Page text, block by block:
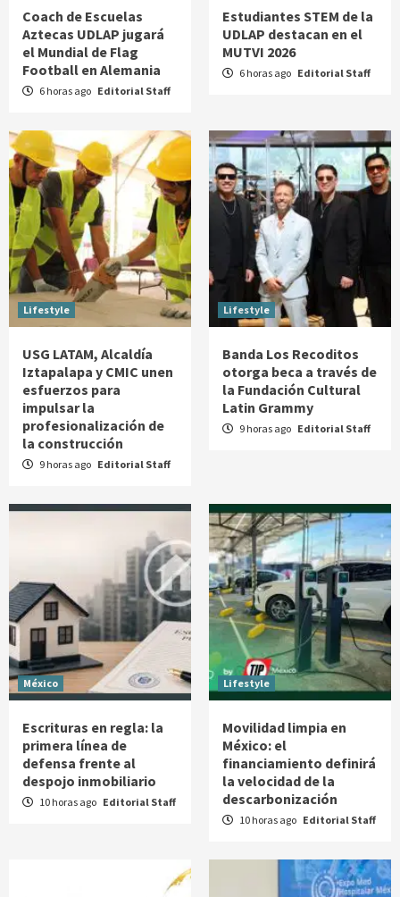
Coach de Escuelas
Aztecas UDLAP jugará
el Mundial de Flag
Football en Alemania
6 horas ago Editorial Staff
Estudiantes STEM de la
UDLAP destacan en el
MUTVI 2026
6 horas ago Editorial Staff
Lifestyle
USG LATAM, Alcaldía
Iztapalapa y CMIC unen
esfuerzos para
impulsar la
profesionalización de
la construcción
9 horas ago Editorial Staff
Lifestyle
Banda Los Recoditos
otorga beca a través de
la Fundación Cultural
Latin Grammy
9 horas ago Editorial Staff
México
Escrituras en regla: la
primera línea de
defensa frente al
despojo inmobiliario
10 horas ago Editorial Staff
Lifestyle
Movilidad limpia en
México: el
financiamiento definirá
la velocidad de la
descarbonización
10 horas ago Editorial Staff